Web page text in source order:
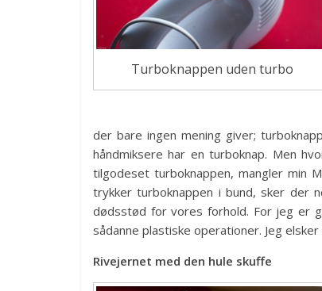
Turboknappen uden turbo
der bare ingen mening giver;
håndmiksere har en turboknap. Men
tilgodeset turboknappen, mangler min
trykker turboknappen i bund, sker der
dødsstød for vores forhold. For jeg er
sådanne plastiske operationer. Jeg
Rivejernet med den hule skuffe